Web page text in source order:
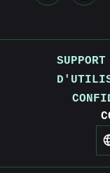
SUPPORT